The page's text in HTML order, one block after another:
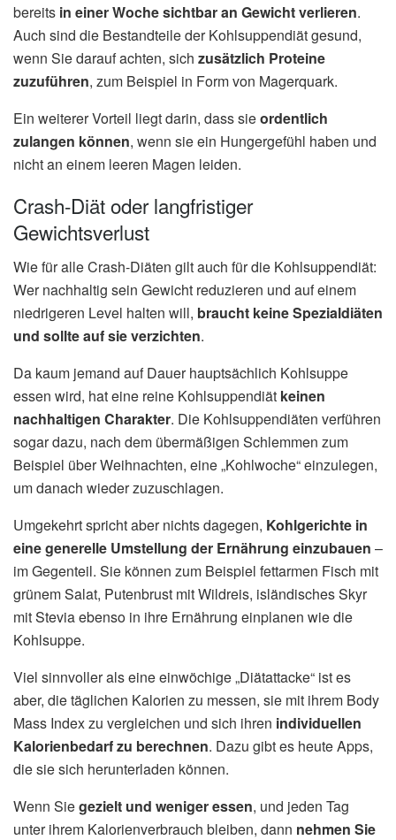
bereits in einer Woche sichtbar an Gewicht verlieren.
Auch sind die Bestandteile der Kohlsuppendiät gesund,
wenn Sie darauf achten, sich zusätzlich Proteine
zuzuführen, zum Beispiel in Form von Magerquark.
Ein weiterer Vorteil liegt darin, dass sieordentlich
zulangen können, wenn sie ein Hungergefühl haben und
nicht an einem leeren Magen leiden.
Crash-Diät oder langfristiger
Gewichtsverlust
Wie für alle Crash-Diäten gilt auch für die Kohlsuppendiät:
Wer nachhaltig sein Gewicht reduzieren und auf einem
niedrigeren Level halten will, braucht keine Spezialdiäten
und sollte auf sie verzichten.
Da kaum jemand auf Dauer hauptsächlich Kohlsuppe
essen wird, hat eine reine Kohlsuppendiät keinen
nachhaltigen Charakter. Die Kohlsuppendiäten verführen
sogar dazu, nach dem übermäßigen Schlemmen zum
Beispiel über Weihnachten, eine „Kohlwoche“ einzulegen,
um danach wieder zuzuschlagen.
Umgekehrt spricht aber nichts dagegen, Kohlgerichte in
eine generelle Umstellung der Ernährung einzubauen –
im Gegenteil. Sie können zum Beispiel fettarmen Fisch mit
grünem Salat, Putenbrust mit Wildreis, isländisches Skyr
mit Stevia ebenso in ihre Ernährung einplanen wie die
Kohlsuppe.
Viel sinnvoller als eine einwöchige „Diätattacke“ ist es
aber, die täglichen Kalorien zu messen, sie mit ihrem Body
Mass Index zu vergleichen und sich ihren individuellen
Kalorienbedarf zu berechnen. Dazu gibt es heute Apps,
die sie sich herunterladen können.
Wenn Siegezielt und weniger essen, und jeden Tag
unter ihrem Kalorienverbrauch bleiben, dann nehmen Sie